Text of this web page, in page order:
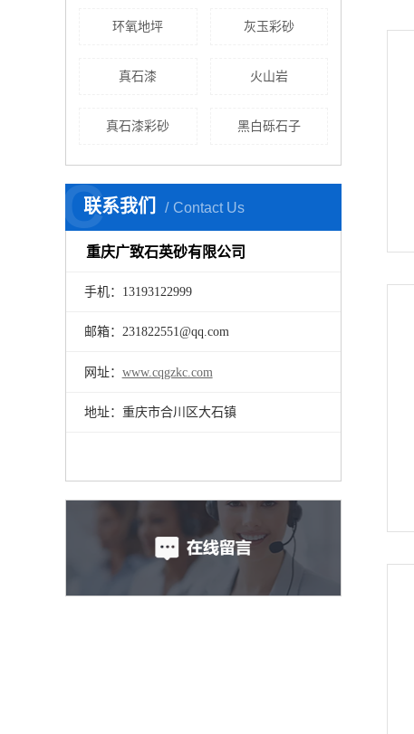
环氧地坪 灰玉彩砂
真石漆 火山岩
真石漆彩砂 黑白砾石子
联系我们 Contact Us
C
重庆广致石英砂有限公司
手机：13193122999
邮箱：231822551@qq.com
网址： www.cqgzkc.com
地址：重庆市合川区大石镇